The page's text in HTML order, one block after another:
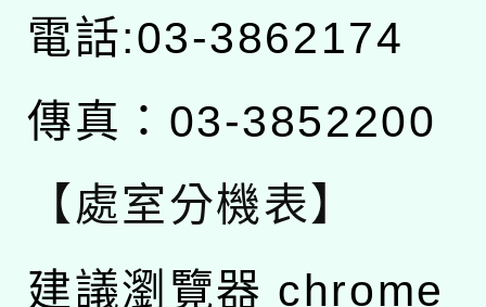
電話:03-3862174
傳真：03-3852200
【處室分機表】
建議瀏覽器 chrome